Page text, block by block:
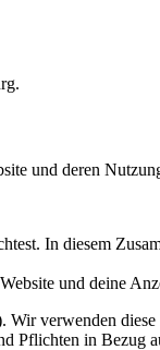
und deren
In diesem
und deine
verwenden
Pflichten in Bezug